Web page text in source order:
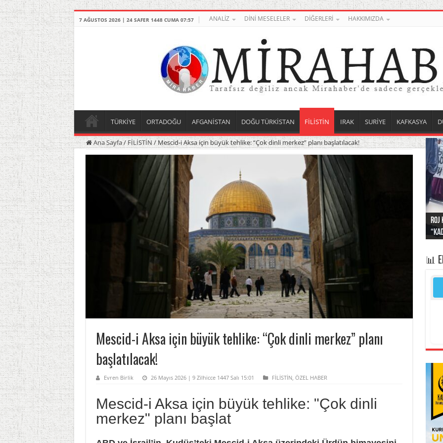
7 AĞUSTOS 2026 | 24 SAFER 1448 CUMA 07:57 ANALİZ DİNİ MESELELER DİĞERLERİ HAKKIMIZDA
TÜRKİYE ORTADOĞU AFGANİSTAN DOĞU TÜRKİSTAN FİLİSTİN IRAK SURİYE KAFKASYA
Ana Sayfa/FİLİSTİN/ Mescid-i Aksa için büyük tehlike: “Çok dinli merkez” planı başlatılacak!
Mescid-i Aksa için büyük tehlike: “Çok dinli merkez” planı
başlatılacak!
Evren Birlik 26 Mayıs 2026 | 9 Zilhicce 1447 Salı 15:01 FİLİSTİN, ÖZEL HABER
Mescid-i Aksa için büyük tehlike: "Çok dinli
merkez" planı başlat
Roj
📊